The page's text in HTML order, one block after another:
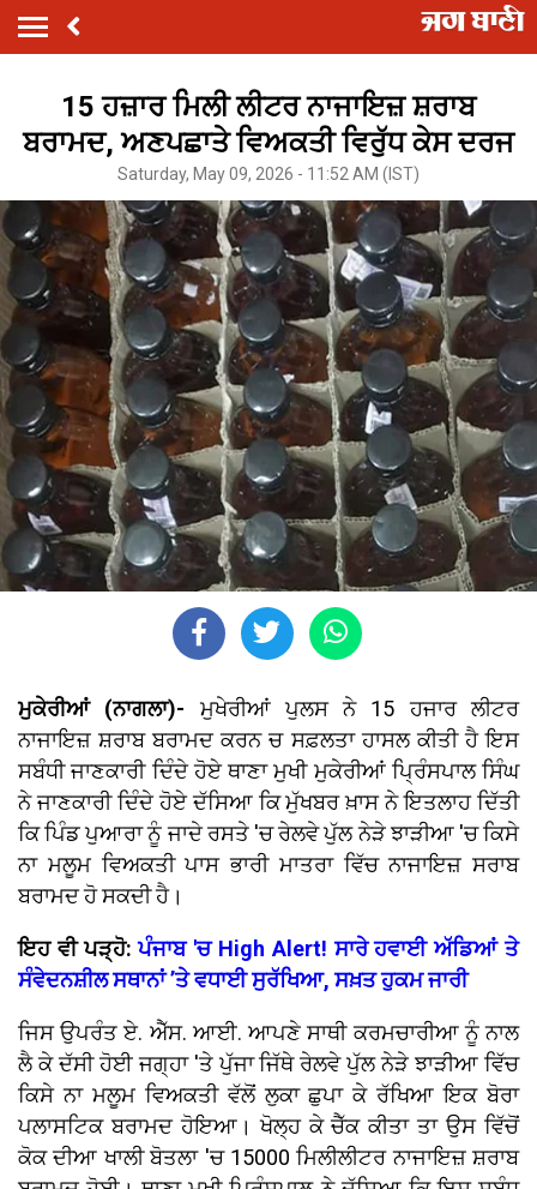
15 ਹਜ਼ਾਰ ਮਿਲੀ ਲੀਟਰ ਨਾਜਾਇਜ਼ ਸ਼ਰਾਬ
ਬਰਾਮਦ, ਅਣਪਛਾਤੇ ਵਿਅਕਤੀ ਵਿਰੁੱਧ ਕੇਸ ਦਰਜ
Saturday, May 09, 2026 - 11:52 AM (IST)
ਮੁਕੇਰੀਆਂ (ਨਾਗਲਾ)- ਮੁਖੇਰੀਆਂ ਪੁਲਸ ਨੇ 15 ਹਜਾਰ ਲੀਟਰ
ਨਾਜਾਇਜ਼ ਸ਼ਰਾਬ ਬਰਾਮਦ ਕਰਨ ਚ ਸਫ਼ਲਤਾ ਹਾਸਲ ਕੀਤੀ ਹੈ ਇਸ
ਸਬੰਧੀ ਜਾਣਕਾਰੀ ਦਿੰਦੇ ਹੋਏ ਥਾਣਾ ਮੁਖੀ ਮੁਕੇਰੀਆਂ ਪ੍ਰਿੰਸਪਾਲ ਸਿੰਘ
ਨੇ ਜਾਣਕਾਰੀ ਦਿੰਦੇ ਹੋਏ ਦੱਸਿਆ ਕਿ ਮੁੱਖਬਰ ਖ਼ਾਸ ਨੇ ਇਤਲਾਹ ਦਿੱਤੀ
ਕਿ ਪਿੰਡ ਪੁਆਰਾ ਨੂੰ ਜਾਦੇ ਰਸਤੇ 'ਚ ਰੇਲਵੇ ਪੁੱਲ ਨੇੜੇ ਝਾੜੀਆ 'ਚ ਕਿਸੇ
ਨਾ ਮਲੂਮ ਵਿਅਕਤੀ ਪਾਸ ਭਾਰੀ ਮਾਤਰਾ ਵਿੱਚ ਨਾਜਾਇਜ਼ ਸਰਾਬ
ਬਰਾਮਦ ਹੋ ਸਕਦੀ ਹੈ।
ਇਹ ਵੀ ਪੜ੍ਹੋ:ਪੰਜਾਬ 'ਚ High Alert! ਸਾਰੇ ਹਵਾਈ ਅੱਡਿਆਂ ਤੇ
ਸੰਵੇਦਨਸ਼ੀਲ ਸਥਾਨਾਂ ’ਤੇ ਵਧਾਈ ਸੁਰੱਖਿਆ, ਸਖ਼ਤ ਹੁਕਮ ਜਾਰੀ
ਜਿਸ ਉਪਰੰਤ ਏ. ਐੱਸ. ਆਈ. ਆਪਣੇ ਸਾਥੀ ਕਰਮਚਾਰੀਆ ਨੂੰ ਨਾਲ
ਲੈ ਕੇ ਦੱਸੀ ਹੋਈ ਜਗ੍ਹਾ 'ਤੇ ਪੁੱਜਾ ਜਿੱਥੇ ਰੇਲਵੇ ਪੁੱਲ ਨੇੜੇ ਝਾੜੀਆ ਵਿੱਚ
ਕਿਸੇ ਨਾ ਮਲੂਮ ਵਿਅਕਤੀ ਵੱਲੋਂ ਲੁਕਾ ਛੁਪਾ ਕੇ ਰੱਖਿਆ ਇਕ ਬੋਰਾ
ਪਲਾਸਟਿਕ ਬਰਾਮਦ ਹੋਇਆ। ਖੋਲ੍ਹ ਕੇ ਚੈੱਕ ਕੀਤਾ ਤਾ ਉਸ ਵਿੱਚੋਂ
ਕੋਕ ਦੀਆ ਖਾਲੀ ਬੋਤਲਾ 'ਚ 15000 ਮਿਲੀਲੀਟਰ ਨਾਜਾਇਜ਼ ਸ਼ਰਾਬ